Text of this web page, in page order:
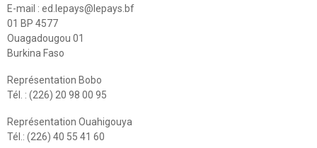
E-mail : ed.lepays@lepays.bf
01 BP 4577
Ouagadougou 01
Burkina Faso
Représentation Bobo
Tél. : (226) 20 98 00 95
Représentation Ouahigouya
Tél.: (226) 40 55 41 60